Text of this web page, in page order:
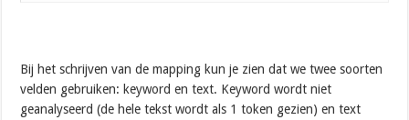
Bij het schrijven van de mapping kun je zien dat we twee soorten
velden gebruiken: keyword en text. Keyword wordt niet
geanalyseerd (de hele tekst wordt als 1 token gezien) en text